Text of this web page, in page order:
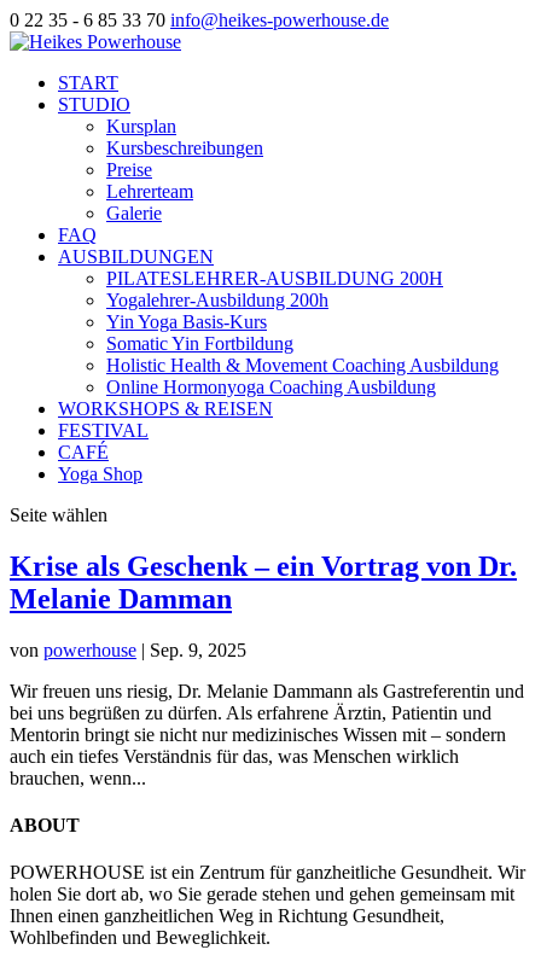
0 22 35 - 6 85 33 70 info@heikes-powerhouse.de
START
STUDIO
Kursplan
Kursbeschreibungen
Preise
Lehrerteam
Galerie
FAQ
AUSBILDUNGEN
PILATESLEHRER-AUSBILDUNG 200H
Yogalehrer-Ausbildung 200h
Yin Yoga Basis-Kurs
Somatic Yin Fortbildung
Holistic Health & Movement Coaching Ausbildung
Online Hormonyoga Coaching Ausbildung
WORKSHOPS & REISEN
FESTIVAL
CAFÉ
Yoga Shop
Seite wählen
Krise als Geschenk – ein Vortrag von Dr.
Melanie Damman
von powerhouse | Sep. 9, 2025
Wir freuen uns riesig, Dr. Melanie Dammann als Gastreferentin und
bei uns begrüßen zu dürfen. Als erfahrene Ärztin, Patientin und
Mentorin bringt sie nicht nur medizinisches Wissen mit – sondern
auch ein tiefes Verständnis für das, was Menschen wirklich
brauchen, wenn...
ABOUT
POWERHOUSE ist ein Zentrum für ganzheitliche Gesundheit. Wir
holen Sie dort ab, wo Sie gerade stehen und gehen gemeinsam mit
Ihnen einen ganzheitlichen Weg in Richtung Gesundheit,
Wohlbefinden und Beweglichkeit.